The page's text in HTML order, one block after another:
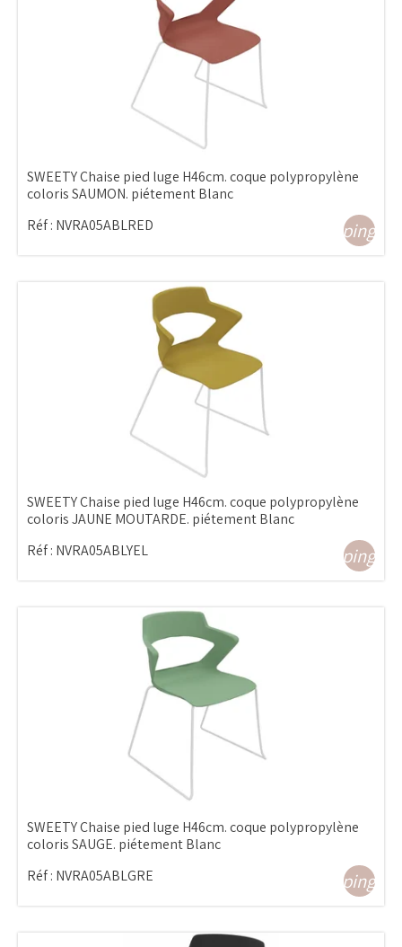
SWEETY Chaise pied luge H46cm. coque polypropylène
coloris SAUMON. piétement Blanc
Réf : NVRA05ABLRED
SWEETY Chaise pied luge H46cm. coque polypropylène
coloris JAUNE MOUTARDE. piétement Blanc
Réf : NVRA05ABLYEL
SWEETY Chaise pied luge H46cm. coque polypropylène
coloris SAUGE. piétement Blanc
Réf : NVRA05ABLGRE